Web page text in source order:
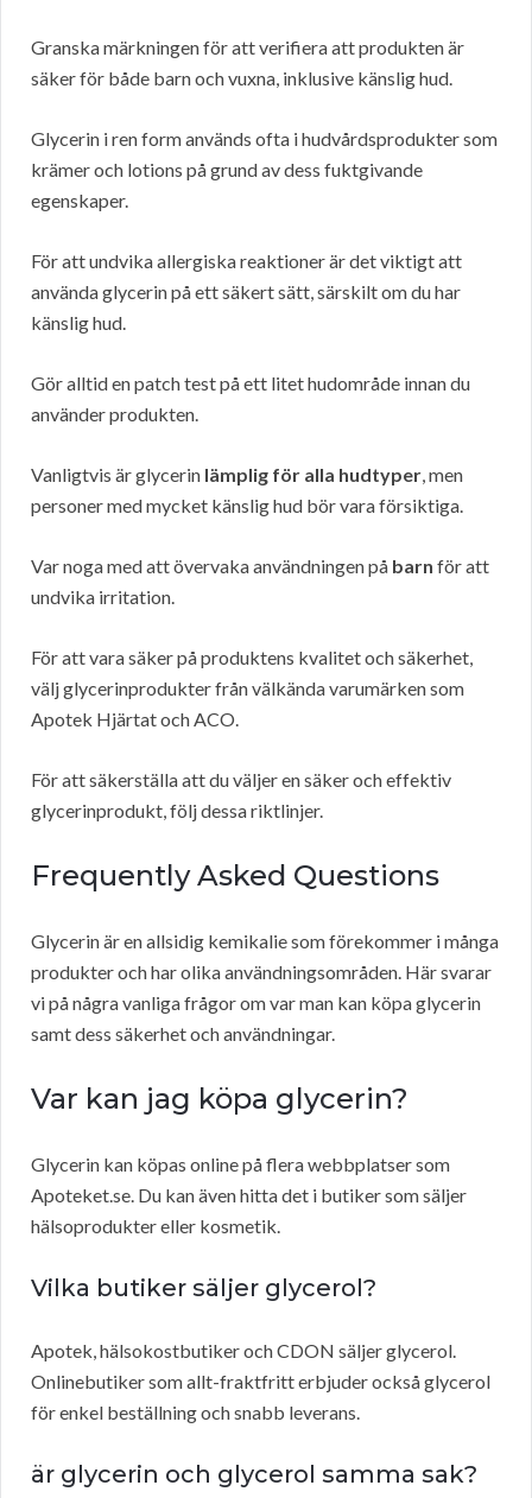
Granska märkningen för att verifiera att produkten är
säker för både barn och vuxna, inklusive känslig hud.
Glycerin i ren form används ofta i hudvårdsprodukter som
krämer och lotions på grund av dess fuktgivande
egenskaper.
För att undvika allergiska reaktioner är det viktigt att
använda glycerin på ett säkert sätt, särskilt om du har
känslig hud.
Gör alltid en patch test på ett litet hudområde innan du
använder produkten.
Vanligtvis är glycerin lämplig för alla hudtyper, men
personer med mycket känslig hud bör vara försiktiga.
Var noga med att övervaka användningen på barn för att
undvika irritation.
För att vara säker på produktens kvalitet och säkerhet,
välj glycerinprodukter från välkända varumärken som
Apotek Hjärtat och ACO.
För att säkerställa att du väljer en säker och effektiv
glycerinprodukt, följ dessa riktlinjer.
Frequently Asked Questions
Glycerin är en allsidig kemikalie som förekommer i många
produkter och har olika användningsområden. Här svarar
vi på några vanliga frågor om var man kan köpa glycerin
samt dess säkerhet och användningar.
Var kan jag köpa glycerin?
Glycerin kan köpas online på flera webbplatser som
Apoteket.se. Du kan även hitta det i butiker som säljer
hälsoprodukter eller kosmetik.
Vilka butiker säljer glycerol?
Apotek, hälsokostbutiker och CDON säljer glycerol.
Onlinebutiker som allt-fraktfritt erbjuder också glycerol
för enkel beställning och snabb leverans.
är glycerin och glycerol samma sak?